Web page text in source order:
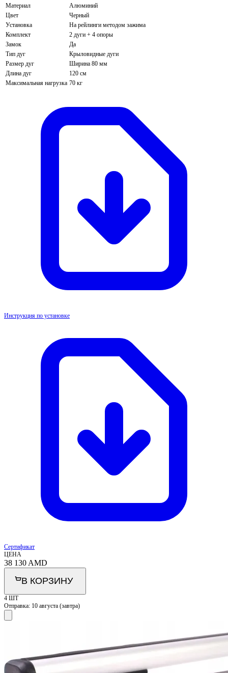
Материал
Алюминий
Цвет
Черный
Установка
На рейлинги методом зажима
Комплект
2 дуги + 4 опоры
Замок
Да
Тип дуг
Крыловидные дуги
Размер дуг
Ширина 80 мм
Длина дуг
120 см
Максимальная нагрузка 70 кг
Инструкция по установке
Сертификат
ЦЕНА
38 130 AMD
В КОРЗИНУ
4 ШТ
Отправка: 10 августа (завтра)